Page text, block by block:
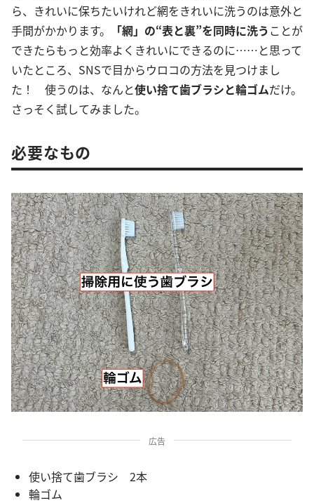
ら、きれいに保ちたいけれど網をきれいに洗うのは意外と
手間がかかります。
「網」の“表と裏”を同時に洗うことが
できたらもっと効率よくきれいにできるのに……と思って
いたところ、SNSで目からウロコの方法を見つけまし
た！ 使うのは、なんと使い捨て歯ブラシと輪ゴムだけ。
さっそく試してみました。
必要なもの
広告
使い捨て歯ブラシ 2本
輪ゴム